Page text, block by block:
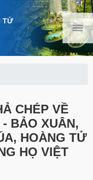
TỬ
CHÉP VỀ
BẢO XUÂN,
HOÀNG TỬ
HỌ VIỆT